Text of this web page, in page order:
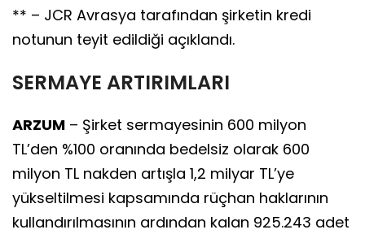
** – JCR Avrasya tarafından şirketin kredi
notunun teyit edildiği açıklandı.
SERMAYE ARTIRIMLARI
ARZUM – Şirket sermayesinin 600 milyon
TL’den %100 oranında bedelsiz olarak 600
milyon TL nakden artışla 1,2 milyar TL’ye
yükseltilmesi kapsamında rüçhan haklarının
kullandırılmasının ardından kalan 925.243 adet